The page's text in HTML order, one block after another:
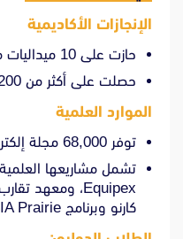
الإنجازات الأكاديمية
حازت على 10 ميداليات ميدانية.
حصلت على أكثر من 200 منحة ERC.
الموارد العلمية
توفر 68,000 مجلة إلكترونية.
كارنو وبرنامج 3IA Prairie.